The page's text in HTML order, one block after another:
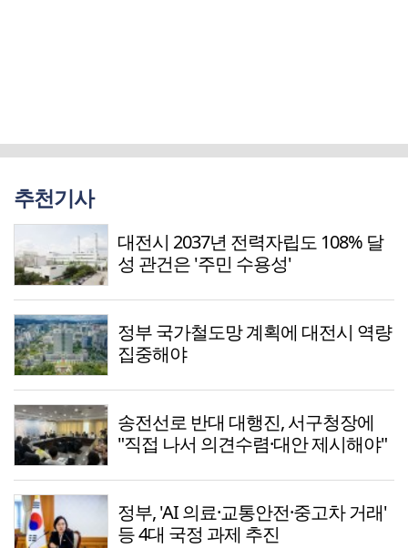
추천기사
대전시 2037년 전력자립도 108% 달
성 관건은 '주민 수용성'
정부 국가철도망 계획에 대전시 역량
집중해야
송전선로 반대 대행진, 서구청장에
"직접 나서 의견수렴·대안 제시해야"
정부, 'AI 의료·교통안전·중고차 거래'
등 4대 국정 과제 추진